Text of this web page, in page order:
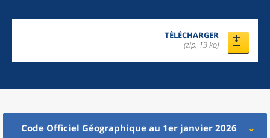
TÉLÉCHARGER
(zip, 13 ko)
Code Officiel Géographique au 1er janvier 2026